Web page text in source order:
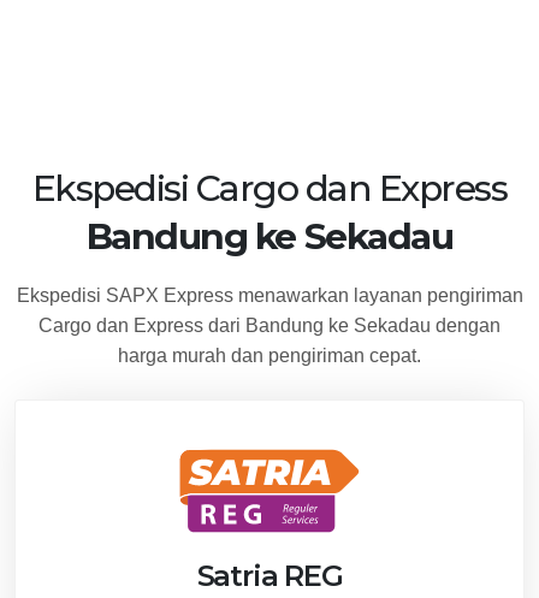
Ekspedisi Cargo dan Express
Bandung ke Sekadau
Ekspedisi SAPX Express menawarkan layanan pengiriman
Cargo dan Express dari Bandung ke Sekadau dengan
harga murah dan pengiriman cepat.
Satria REG